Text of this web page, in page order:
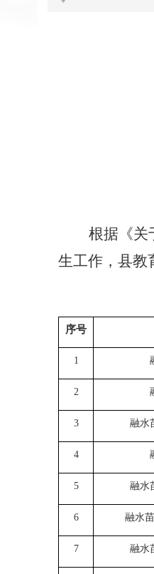
根据《关
生工作，县教
序号
1
2
3 融水
4
5 融水
6 融水
7 融水